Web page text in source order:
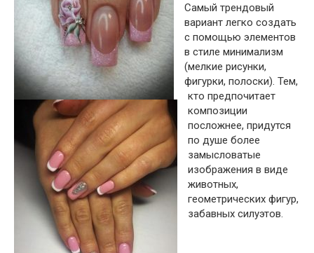
Самый трендовый
вариант легко создать
с помощью элементов
в стиле минимализм
(мелкие рисунки,
фигурки, полоски). Тем,
кто предпочитает
композиции
посложнее, придутся
по душе более
замысловатые
изображения в виде
животных,
геометрических фигур,
забавных силуэтов.